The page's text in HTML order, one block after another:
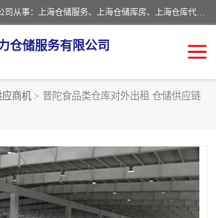
上海星力仓储服务有限公司从事：上海仓储服务、上海仓储库房、上海仓库代运营、上海仓库对外出租、上海仓库外包、上海三方仓储、上海电商仓储代发、上海电商代发货仓库、上海托管仓库、上海仓储配送。上海星力仓储服务有限公司现在拥有100个分仓、10万余平方的标准库房，精炼员工几百名，与几千家客户合作，公司已跻身上海仓储行业前列。欢迎来电咨询！
仓储服务有限公司
应商机 > 普陀食品类仓库对外出租 仓储供应链
上海仓库外包
上海托管仓库